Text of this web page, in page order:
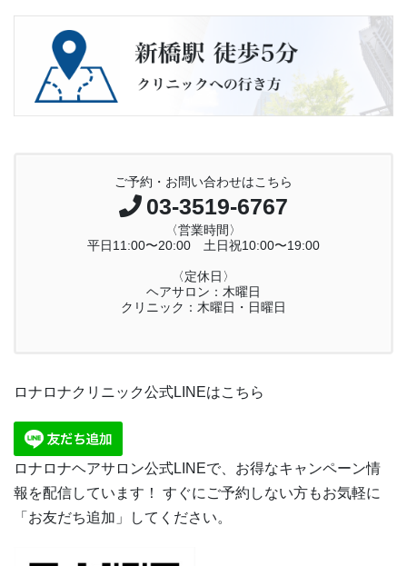
ご予約・お問い合わせはこちら
03-3519-6767
〈営業時間〉
平日11:00〜20:00 土日祝10:00〜19:00
〈定休日〉
ヘアサロン：木曜日
クリニック：木曜日・日曜日
ロナロナクリニック公式LINEはこちら
ロナロナヘアサロン公式LINEで、お得なキャンペーン情
報を配信しています！ すぐにご予約しない方もお気軽に
「お友だち追加」してください。